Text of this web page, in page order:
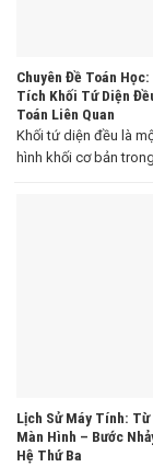
Chuyên Đề Toán
Tích Khối Tứ Diện
Toán Liên Quan
Khối tứ diện đều là
hình khối cơ bản
Lịch Sử Máy Tính: Từ
Màn Hình – Bước
Hệ Thứ Ba